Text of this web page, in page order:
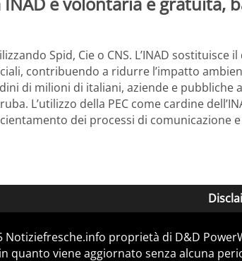
Spid, Cie o CNS. L’INAD
contribuendo a ridurre l’impatto
di milioni di italiani, aziende e pubbliche
L’utilizzo della PEC come cardine
dei processi di comunicazione
proprietà di D&D
quanto viene aggiornato senza alcuna